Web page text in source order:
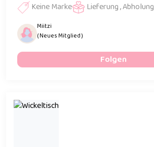
Keine Marke Lieferung , Abholung
Miitzi
( Neues Mitglied )
Folgen